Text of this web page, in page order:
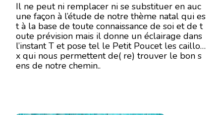
Il ne peut ni remplacer ni se substituer en auc
une façon à l’étude de notre thème natal qui es
t à la base de toute connaissance de soi et de t
oute prévision mais il donne un éclairage dans
l’instant T et pose tel le Petit Poucet les caillou
x qui nous permettent de( re) trouver le bon s
ens de notre chemin..